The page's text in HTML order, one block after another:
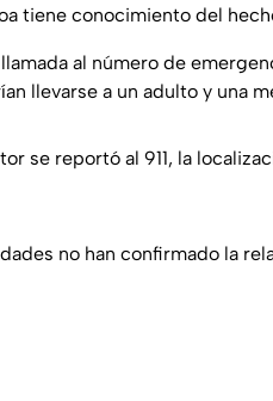
tiene conocimiento del
al número de
llevarse a un adulto y una
se reportó al 911, la
no han confirmado la